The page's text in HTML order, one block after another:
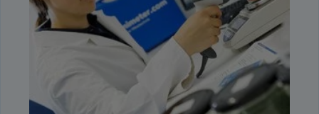
TAUPUNKT
SCHÜTTDICHTE